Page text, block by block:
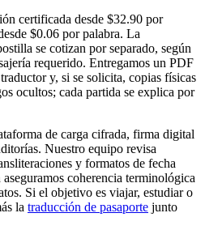
certificada desde $32.90 por
$0.06 por palabra. La
se cotizan por separado, según
requerido. Entregamos un PDF
y, si se solicita, copias físicas
ocultos; cada partida se explica por
de carga cifrada, firma digital
Nuestro equipo revisa
y formatos de fecha
coherencia terminológica
Si el objetivo es viajar, estudiar o
la traducción de pasaporte junto